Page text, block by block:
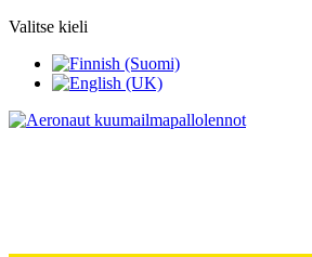
Valitse kieli